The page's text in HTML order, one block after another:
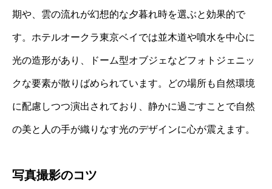
期や、雲の流れが幻想的な夕暮れ時を選ぶと効果的で
す。ホテルオークラ東京ベイでは並木道や噴水を中心に
光の造形があり、ドーム型オブジェなどフォトジェニッ
クな要素が散りばめられています。どの場所も自然環境
に配慮しつつ演出されており、静かに過ごすことで自然
の美と人の手が織りなす光のデザインに心が震えます。
写真撮影のコツ